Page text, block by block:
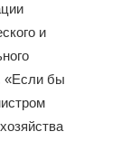
и
«Если бы